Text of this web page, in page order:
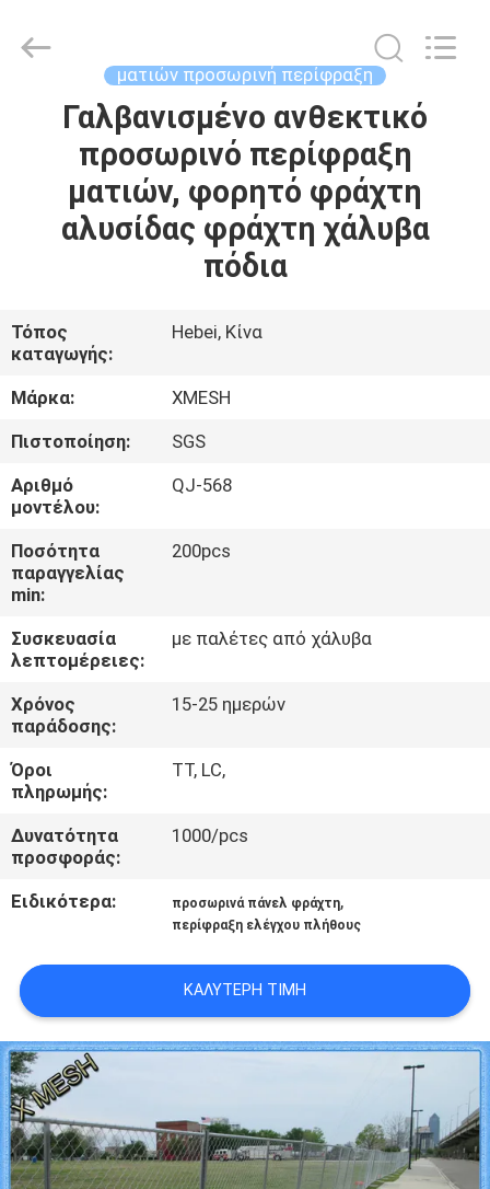
ΣΠΊΤΙ
ΠΡΟΪΌΝΤΑ
ΓΎΡΟΣ
ΕΡΓΟΣΤΑΣΊΩΝ
ΠΟΙΟΤΙΚΌΣ
ΈΛΕΓΧΟΣ
ΜΑΣ
ΣΕ
ΕΠΑΦΉ
ΜΕ
ΖΗΤΉΣΤΕ
ΈΝΑ
ΑΠΌΣΠΑΣΜΑ
PRIVACY
POLICY
MFG
ματιών προσωρινή περίφραξη
Γαλβανισμένο ανθεκτικό
προσωρινό περίφραξη
ματιών, φορητό φράχτη
αλυσίδας φράχτη χάλυβα
πόδια
Τόπος
καταγωγής:
Hebei, Κίνα
Μάρκα:
XMESH
Πιστοποίηση:
SGS
Αριθμό
μοντέλου:
QJ-568
Ποσότητα
παραγγελίας
min:
200pcs
Συσκευασία
λεπτομέρειες:
με παλέτες από χάλυβα
Χρόνος
παράδοσης:
15-25 ημερών
Όροι
πληρωμής:
TT, LC,
Δυνατότητα
προσφοράς:
1000/pcs
Ειδικότερα: προσωρινά πάνελ φράχτη,
περίφραξη ελέγχου πλήθους
ΚΑΛΎΤΕΡΗ ΤΙΜΉ